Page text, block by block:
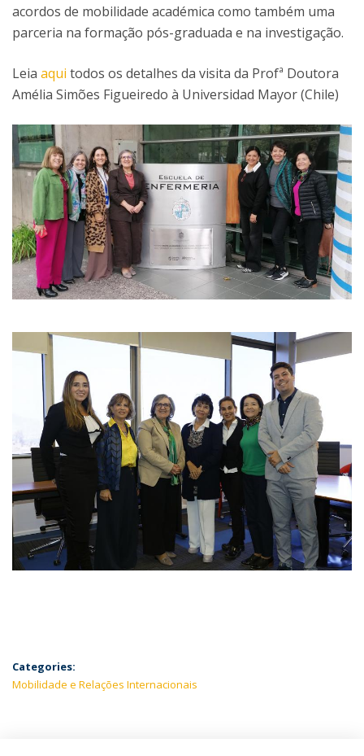
acordos de mobilidade académica como também uma
parceria na formação pós-graduada e na investigação.
Leia aqui todos os detalhes da visita da Profª Doutora
Amélia Simões Figueiredo à Universidad Mayor (Chile)
Categories:
Mobilidade e Relações Internacionais